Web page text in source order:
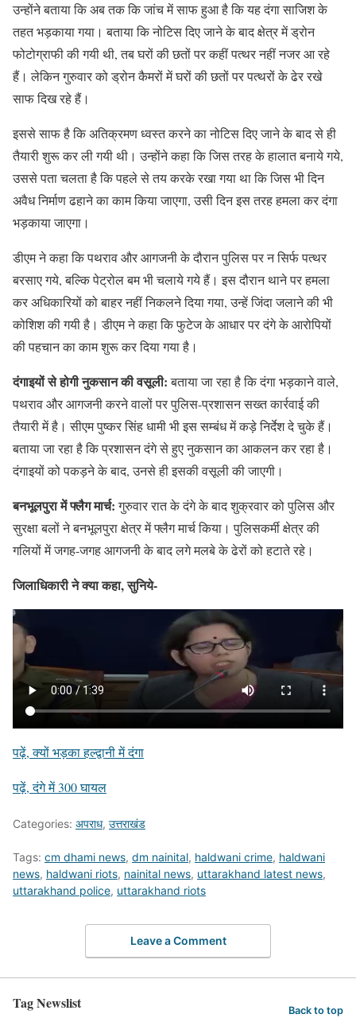
उन्होंने बताया कि अब तक कि जांच में साफ हुआ है कि यह दंगा साजिश के
तहत भड़काया गया। बताया कि नोटिस दिए जाने के बाद क्षेत्र में ड्रोन
फोटोग्राफी की गयी थी, तब घरों की छतों पर कहीं पत्थर नहीं नजर आ रहे
हैं। लेकिन गुरुवार को ड्रोन कैमरों में घरों की छतों पर पत्थरों के ढेर रखे
साफ दिख रहे हैं।
इससे साफ है कि अतिक्रमण ध्वस्त करने का नोटिस दिए जाने के बाद से ही
तैयारी शुरू कर ली गयी थी। उन्होंने कहा कि जिस तरह के हालात बनाये गये,
उससे पता चलता है कि पहले से तय करके रखा गया था कि जिस भी दिन
अवैध निर्माण ढहाने का काम किया जाएगा, उसी दिन इस तरह हमला कर दंगा
भड़काया जाएगा।
डीएम ने कहा कि पथराव और आगजनी के दौरान पुलिस पर न सिर्फ पत्थर
बरसाए गये, बल्कि पेट्रोल बम भी चलाये गये हैं। इस दौरान थाने पर हमला
कर अधिकारियों को बाहर नहीं निकलने दिया गया, उन्हें जिंदा जलाने की भी
कोशिश की गयी है। डीएम ने कहा कि फुटेज के आधार पर दंगे के आरोपियों
की पहचान का काम शुरू कर दिया गया है।
दंगाइयों से होगी नुकसान की वसूली:बताया जा रहा है कि दंगा भड़काने वाले,
पथराव और आगजनी करने वालों पर पुलिस-प्रशासन सख्त कार्रवाई की
तैयारी में है। सीएम पुष्कर सिंह धामी भी इस सम्बंध में कड़े निर्देश दे चुके हैं।
बताया जा रहा है कि प्रशासन दंगे से हुए नुकसान का आकलन कर रहा है।
दंगाइयों को पकड़ने के बाद, उनसे ही इसकी वसूली की जाएगी।
बनभूलपुरा में फ्लैग मार्च:गुरुवार रात के दंगे के बाद शुक्रवार को पुलिस और
सुरक्षा बलों ने बनभूलपुरा क्षेत्र में फ्लैग मार्च किया। पुलिसकर्मी क्षेत्र की
गलियों में जगह-जगह आगजनी के बाद लगे मलबे के ढेरों को हटाते रहे।
जिलाधिकारी ने क्या कहा, सुनिये-
पढ़ें, क्यों भड़का हल्द्वानी में दंगा
पढ़ें, दंगे में 300 घायल
Categories: अपराध, उत्तराखंड
Tags: cm dhami news, dm nainital, haldwani crime, haldwani
news, haldwani riots, nainital news, uttarakhand latest news,
uttarakhand police, uttarakhand riots
Leave a Comment
Tag Newslist Back to top